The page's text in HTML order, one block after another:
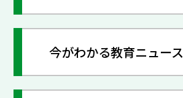
今がわかる教育ニュース